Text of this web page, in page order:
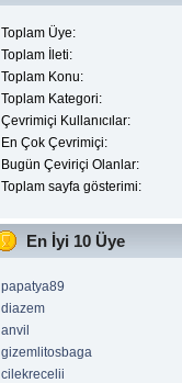
Toplam Üye:
Toplam İleti:
Toplam Konu:
Toplam Kategori:
Çevrimiçi Kullanıcılar:
En Çok Çevrimiçi:
Bugün Çeviriçi Olanlar:
Toplam sayfa gösterimi:
En İyi 10 Üye
papatya89
diazem
anvil
gizemlitosbaga
cilekrecelii